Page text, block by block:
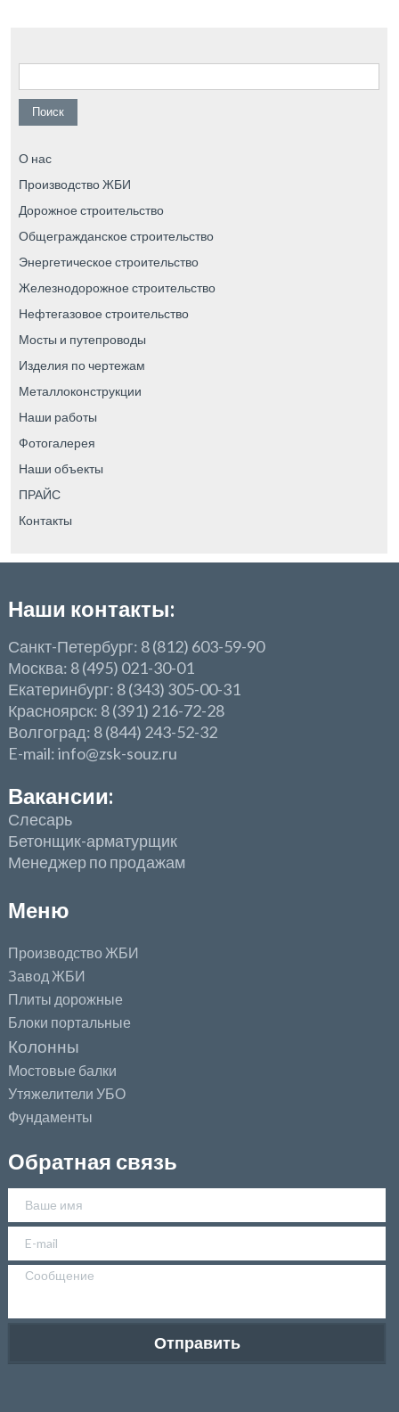
Найти:
О нас
Производство ЖБИ
Дорожное строительство
Общегражданское строительство
Энергетическое строительство
Железнодорожное строительство
Нефтегазовое строительство
Мосты и путепроводы
Изделия по чертежам
Металлоконструкции
Наши работы
Фотогалерея
Наши объекты
ПРАЙС
Контакты
Наши контакты:
Санкт-Петербург: 8 (812) 603-59-90
Москва: 8 (495) 021-30-01
Екатеринбург: 8 (343) 305-00-31
Красноярск: 8 (391) 216-72-28
Волгоград: 8 (844) 243-52-32
E-mail: info@zsk-souz.ru
Вакансии:
Слесарь
Бетонщик-арматурщик
Менеджер по продажам
Меню
Производство ЖБИ
Завод ЖБИ
Плиты дорожные
Блоки портальные
Колонны
Мостовые балки
Утяжелители УБО
Фундаменты
Обратная связь